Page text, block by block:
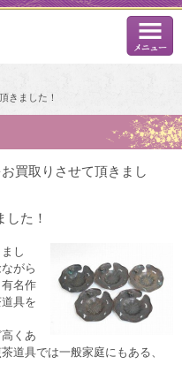
きました！
買取りさせて頂きまし
た！
し
がら
名作
具を
くあ
道具では一般家庭にもある、